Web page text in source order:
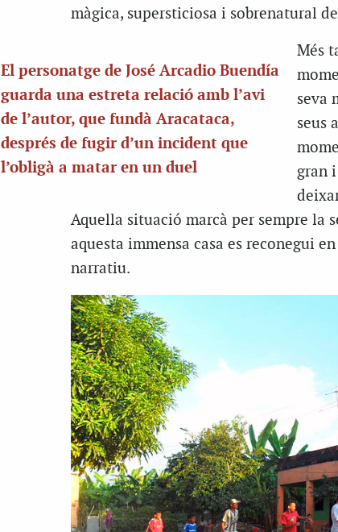
màgica, supersticiosa i sobrenatural
El personatge de José Arcadio Buendía
guarda una estreta relació amb l’avi
de l’autor, que fundà Aracataca,
després de fugir d’un incident que
l’obligà a matar en un duel
Més
seva
seus
gran
Aquella situació marcà per sempre la
aquesta immensa casa es reconegui
narratiu.